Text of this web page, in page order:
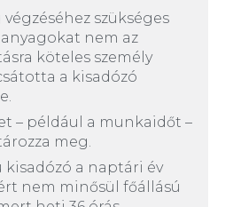
szükséges
nem az
köteles személy
a kisadózó
– például a munkaidőt –
meg.
kisadózó a naptári év
nem minősül főállású